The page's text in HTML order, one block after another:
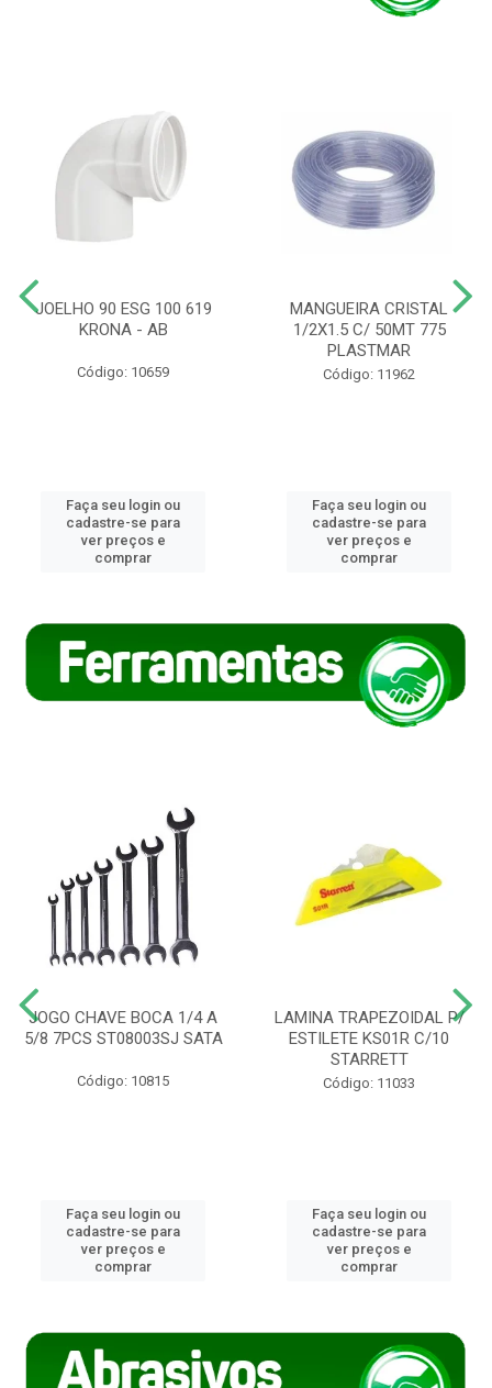
JOELHO 90 ESG 100 619
KRONA - AB
Código: 10659
Faça seu login ou
cadastre-se para
ver preços e
comprar
MANGUEIRA CRISTAL
1/2X1.5 C/ 50MT 775
PLASTMAR
Código: 11962
Faça seu login ou
cadastre-se para
ver preços e
comprar
JOGO CHAVE BOCA 1/4 A
5/8 7PCS ST08003SJ SATA
Código: 10815
Faça seu login ou
cadastre-se para
ver preços e
comprar
LAMINA TRAPEZOIDAL P/
ESTILETE KS01R C/10
STARRETT
Código: 11033
Faça seu login ou
cadastre-se para
ver preços e
comprar